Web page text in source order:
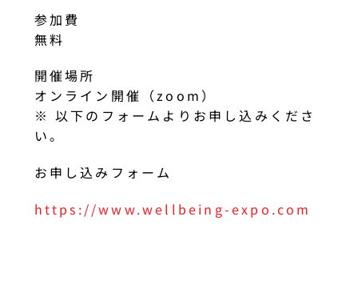
参加費
無料
開催場所
オンライン開催（zoom）
※ 以下のフォームよりお申し込みくださ
い。
お申し込みフォーム
https://www.wellbeing-expo.com